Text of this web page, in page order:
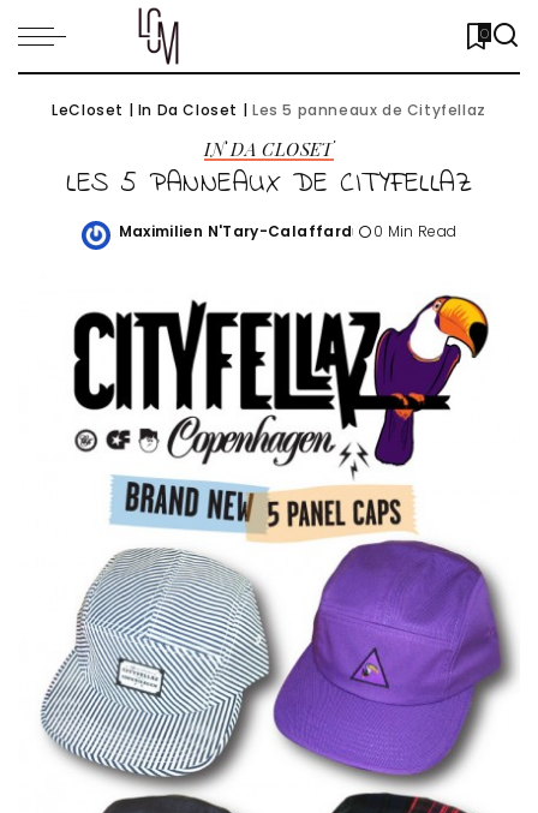
0
LeCloset | In Da Closet | Les 5 panneaux de Cityfellaz
IN DA CLOSET
LES 5 PANNEAUX DE CITYFELLAZ
Posted
Maximilien N'Tary-Calaffard 0 Min Read